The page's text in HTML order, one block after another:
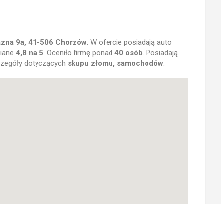
9a, 41-506 Chorzów. W ofercie posiadają auto
4,8 na 5. Oceniło firmę ponad 40 osób. Posiadają
dotyczących skupu złomu, samochodów.